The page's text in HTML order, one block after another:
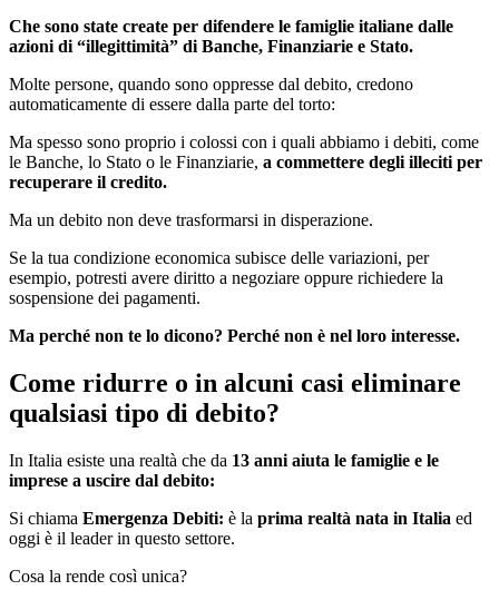
Che sono state create per difendere le famiglie italiane dalle
azioni di “illegittimità” di Banche, Finanziarie e Stato.
Molte persone, quando sono oppresse dal debito, credono
automaticamente di essere dalla parte del torto:
Ma spesso sono proprio i colossi con i quali abbiamo i debiti, come
le Banche, lo Stato o le Finanziarie, a commettere degli illeciti per
recuperare il credito.
Ma un debito non deve trasformarsi in disperazione.
Se la tua condizione economica subisce delle variazioni, per
esempio, potresti avere diritto a negoziare oppure richiedere la
sospensione dei pagamenti.
Ma perché non te lo dicono? Perché non è nel loro interesse.
Come ridurre o in alcuni casi eliminare
qualsiasi tipo di debito?
In Italia esiste una realtà che da 13 anni aiuta le famiglie e le
imprese a uscire dal debito:
Si chiama Emergenza Debiti: è la prima realtà nata in Italia ed
oggi è il leader in questo settore.
Cosa la rende così unica?